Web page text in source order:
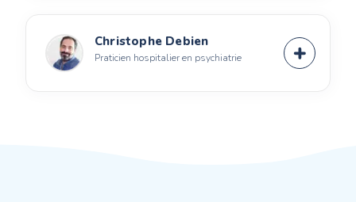
Christophe Debien
Praticien hospitalier en psychiatrie